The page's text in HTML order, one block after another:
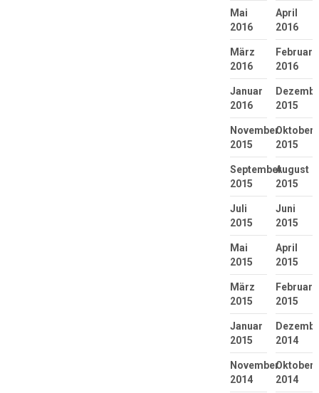
Mai
2016
April
2016
März
2016
Februar
2016
Januar
2016
2015
November
2015
Oktober
2015
September
2015
August
2015
Juli
2015
Juni
2015
Mai
2015
April
2015
März
2015
Februar
2015
Januar
2015
2014
November
2014
Oktober
2014